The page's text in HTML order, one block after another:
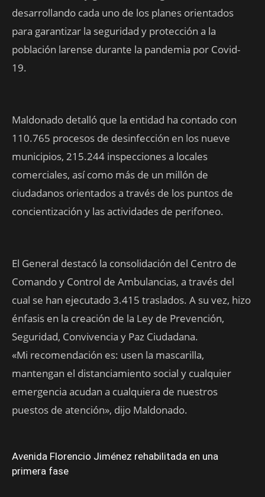
desarrollando cada uno de los planes orientados
para garantizar la seguridad y protección a la
población larense durante la pandemia por Covid-
19.
Maldonado detalló que la entidad ha contado con
110.765 procesos de desinfección en los nueve
municipios, 215.244 inspecciones a locales
comerciales, así como más de un millón de
ciudadanos orientados a través de los puntos de
concientización y las actividades de perifoneo.
El General destacó la consolidación del Centro de
Comando y Control de Ambulancias, a través del
cual se han ejecutado 3.415 traslados. A su vez, hizo
énfasis en la creación de la Ley de Prevención,
Seguridad, Convivencia y Paz Ciudadana.
«Mi recomendación es: usen la mascarilla,
mantengan el distanciamiento social y cualquier
emergencia acudan a cualquiera de nuestros
puestos de atención», dijo Maldonado.
Avenida Florencio Jiménez rehabilitada en una
primera fase